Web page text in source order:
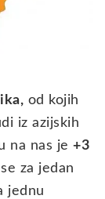
od kojih
iz azijskih
na nas je +3
za jedan
jednu